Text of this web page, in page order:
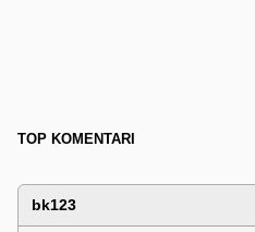
TOP KOMENTARI
bk123